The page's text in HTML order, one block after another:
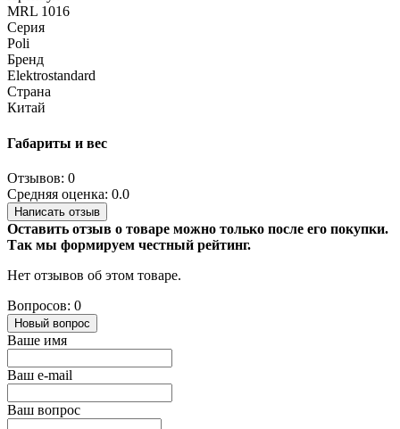
MRL 1016
Серия
Poli
Бренд
Elektrostandard
Страна
Китай
Габариты и вес
Отзывов: 0
Средняя оценка: 0.0
Написать отзыв
Оставить отзыв о товаре можно только после его покупки.
Так мы формируем честный рейтинг.
Нет отзывов об этом товаре.
Вопросов: 0
Новый вопрос
Ваше имя
Ваш e-mail
Ваш вопрос